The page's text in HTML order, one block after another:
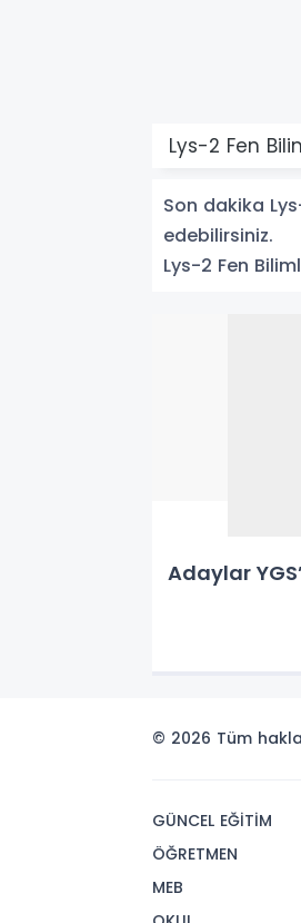
Lys-2 Fen
Son dakika
edebilirsiniz.
Lys-2 Fen
Adaylar
© 2026 Tüm
GÜNCEL EĞİTİM
ÖĞRETMEN
MEB